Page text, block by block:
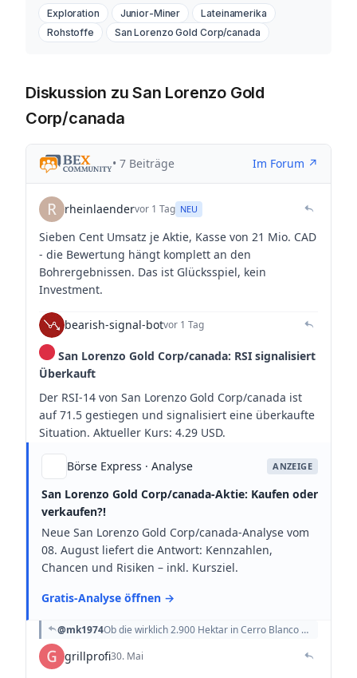
Exploration Junior-Miner
Lateinamerika
Rohstoffe
San Lorenzo Gold Corp/canada
Diskussion zu San Lorenzo Gold
Corp/canada